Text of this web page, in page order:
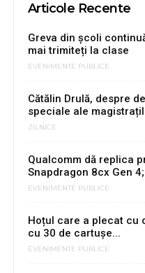
Articole Recente
Greva din școli
mai trimiteți la clase
EVENIMENTE PUBLICE
Cătălin Drulă, despre
speciale ale
ZILNICE
Qualcomm dă replica
Snapdragon 8cx Gen
EVENIMENTE PUBLICE
Hoțul care a plecat cu
cu 30 de cartușe...
EVENIMENTE PUBLICE